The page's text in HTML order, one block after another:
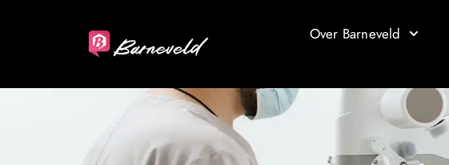
Over Barneveld